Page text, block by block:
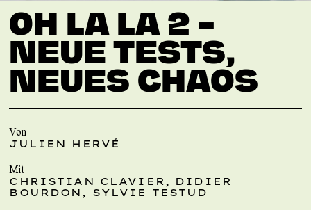
OH LA LA 2 –
NEUE TESTS,
NEUES CHAOS
Von
JULIEN HERVÉ
Mit
CHRISTIAN CLAVIER, DIDIER
BOURDON, SYLVIE TESTUD